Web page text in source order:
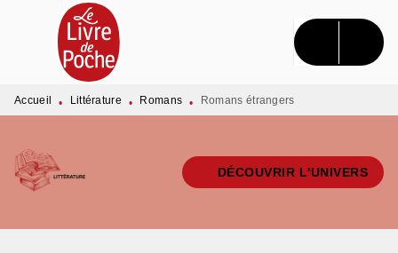
MENU RECHERCHE CONTENU
PIED DE PAGE
Accueil • Littérature • Romans • Romans étrangers
DÉCOUVRIR L'UNIVERS